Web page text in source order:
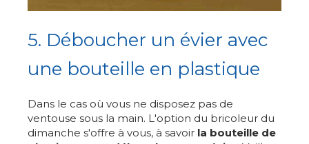
5. Déboucher un évier avec
une bouteille en plastique
Dans le cas où vous ne disposez pas de
ventouse sous la main. L'option du bricoleur du
dimanche s'offre à vous, à savoir la bouteille de